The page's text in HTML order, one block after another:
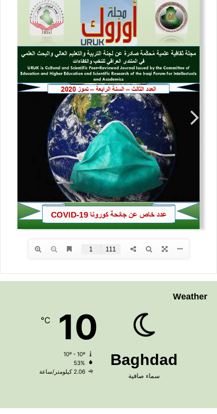
Weather
Baghdad
سماء صافية
10
℃
53%
2.06 كيلومتر/ساعة